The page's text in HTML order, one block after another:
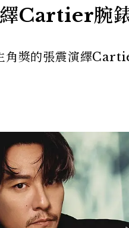
Cartier腕
角獎的張震演繹